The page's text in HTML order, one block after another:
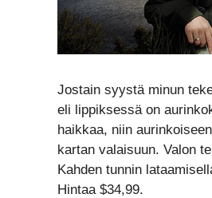
Jostain syystä minun
eli lippiksessä on
haikkaa, niin
kartan valaisuun. Valon
Kahden tunnin
Hintaa $34,99.